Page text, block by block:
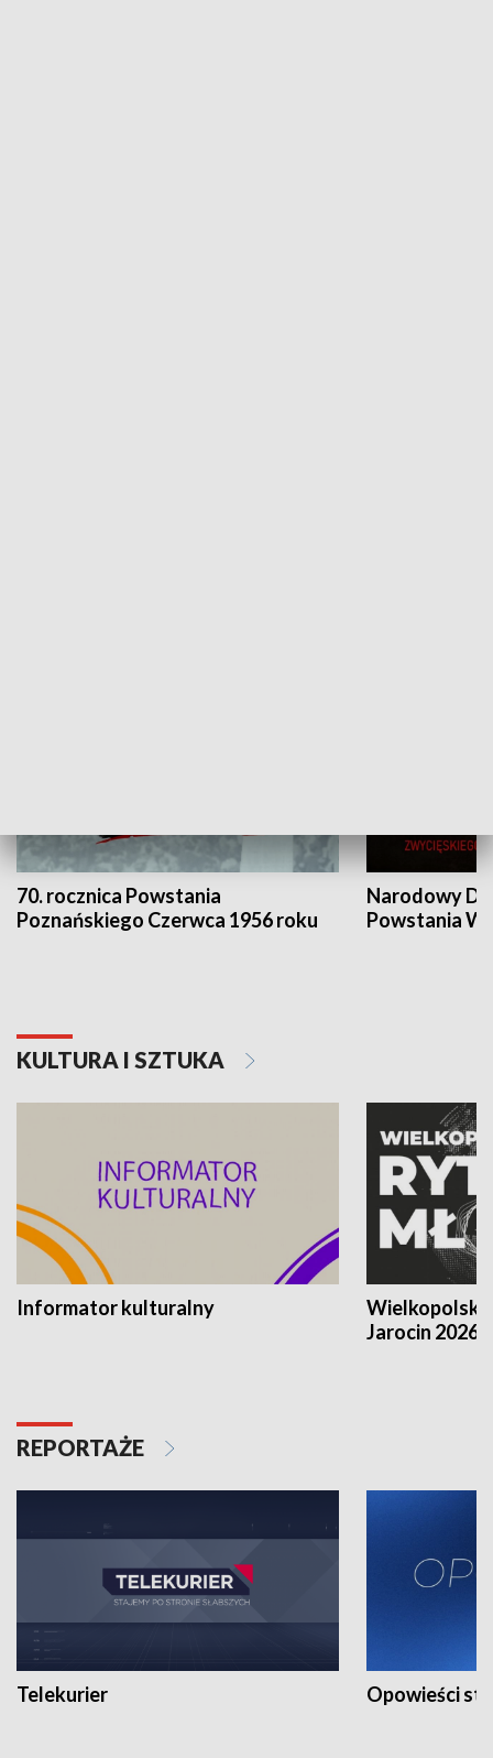
70. rocznica Powstania
Poznańskiego Czerwca 1956 roku
Narodowy
Powstania
KULTURA I SZTUKA
Informator kulturalny
Jarocin 2026
REPORTAŻE
Telekurier Opowieści